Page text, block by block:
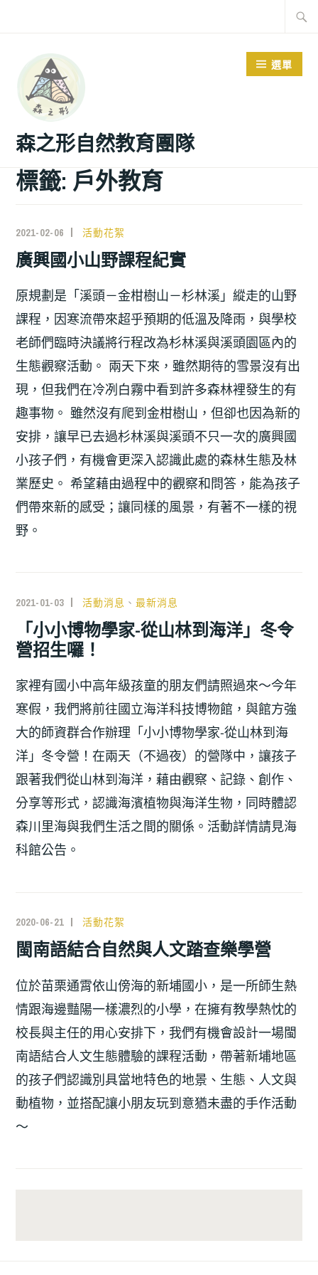
森之形自然教育團隊
選單
標籤: 戶外教育
2021-02-06 活動花絮
廣興國小山野課程紀實
原規劃是「溪頭－金柑樹山－杉林溪」縱走的山野
課程，因寒流帶來超乎預期的低溫及降雨，與學校
老師們臨時決議將行程改為杉林溪與溪頭園區內的
生態觀察活動。 兩天下來，雖然期待的雪景沒有出
現，但我們在冷冽白霧中看到許多森林裡發生的有
趣事物。 雖然沒有爬到金柑樹山，但卻也因為新的
安排，讓早已去過杉林溪與溪頭不只一次的廣興國
小孩子們，有機會更深入認識此處的森林生態及林
業歷史。 希望藉由過程中的觀察和問答，能為孩子
們帶來新的感受；讓同樣的風景，有著不一樣的視
野。
2021-01-03 活動消息 、最新消息
「小小博物學家-從山林到海洋」冬令
營招生囉！
家裡有國小中高年級孩童的朋友們請照過來～今年
寒假，我們將前往國立海洋科技博物館，與館方強
大的師資群合作辦理「小小博物學家-從山林到海
洋」冬令營！在兩天（不過夜）的營隊中，讓孩子
跟著我們從山林到海洋，藉由觀察、記錄、創作、
分享等形式，認識海濱植物與海洋生物，同時體認
森川里海與我們生活之間的關係。活動詳情請見海
科館公告。
2020-06-21 活動花絮
閩南語結合自然與人文踏查樂學營
位於苗栗通霄依山傍海的新埔國小，是一所師生熱
情跟海邊豔陽一樣濃烈的小學，在擁有教學熱忱的
校長與主任的用心安排下，我們有機會設計一場閩
南語結合人文生態體驗的課程活動，帶著新埔地區
的孩子們認識別具當地特色的地景、生態、人文與
動植物，並搭配讓小朋友玩到意猶未盡的手作活動
～